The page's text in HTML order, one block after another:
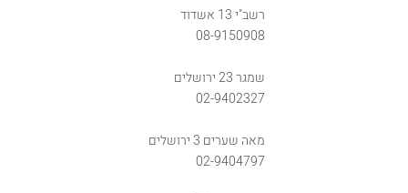
רשב"י 13 אשדוד
08-9150908
שמגר 23 ירושלים
02-9402327
מאה שערים 3 ירושלים
02-9404797